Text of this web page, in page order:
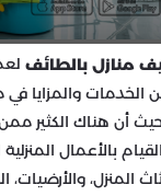
منازل بالطائف
والمزايا في
أن هناك الكثير
بالأعمال
المنزل،